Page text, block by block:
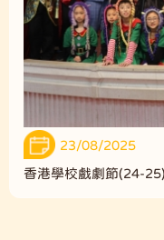
23/08/2025
香港學校戲劇節(24-25)